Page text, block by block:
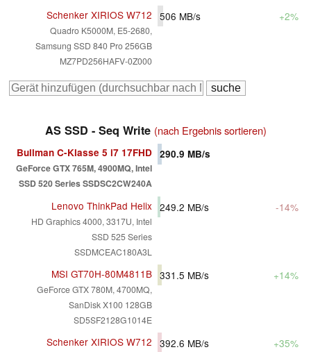
Schenker XIRIOS W712
Quadro K5000M, E5-2680,
Samsung SSD 840 Pro 256GB
MZ7PD256HAFV-0Z000
506 MB/s +2%
AS SSD - Seq Write (nach Ergebnis sortieren)
Bullman C-Klasse 5 i7 17FHD
GeForce GTX 765M, 4900MQ, Intel
SSD 520 Series SSDSC2CW240A
290.9 MB/s
Lenovo ThinkPad Helix
HD Graphics 4000, 3317U, Intel
SSD 525 Series
SSDMCEAC180A3L
249.2 MB/s -14%
MSI GT70H-80M4811B
GeForce GTX 780M, 4700MQ,
SanDisk X100 128GB
SD5SF2128G1014E
331.5 MB/s +14%
Schenker XIRIOS W712 392.6 MB/s +35%